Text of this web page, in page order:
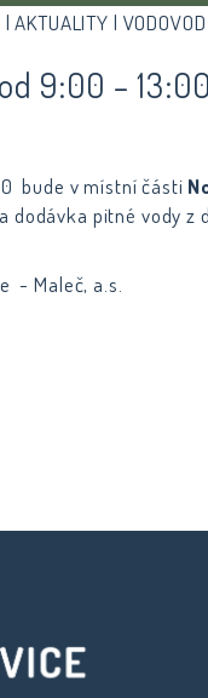
|AKTUALITY | VODOVOD
9:00 –
bude v místní části
dodávka pitné vody z
- Maleč, a.s.